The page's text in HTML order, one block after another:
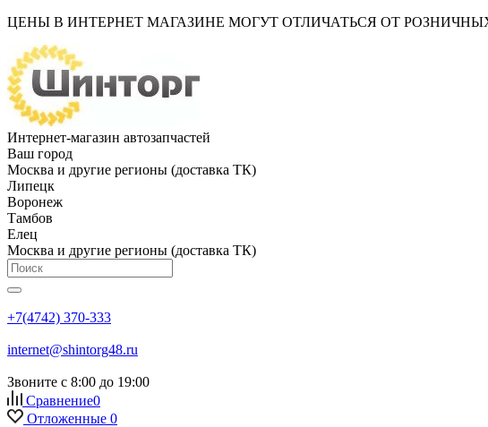
ЦЕНЫ В ИНТЕРНЕТ МАГАЗИНЕ МОГУТ ОТЛИЧАТЬСЯ ОТ
Интернет-магазин автозапчастей
Ваш город
Москва и другие регионы (доставка ТК)
Липецк
Воронеж
Тамбов
Елец
Москва и другие регионы (доставка ТК)
+7(4742) 370-333
internet@shintorg48.ru
Звоните с 8:00 до 19:00
Сравнение0
Отложенные 0